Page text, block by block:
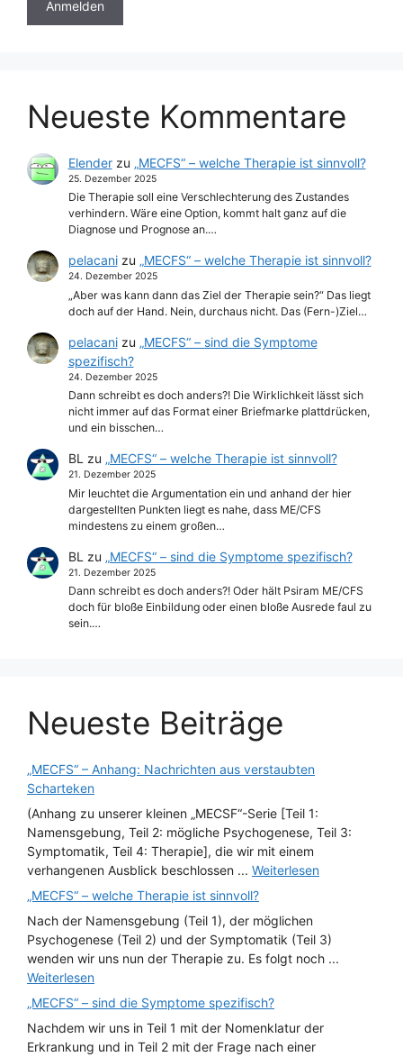
Neueste Kommentare
Elenderzu „MECFS“ – welche Therapie ist sinnvoll?
25. Dezember 2025
Die Therapie soll eine Verschlechterung des Zustandes
verhindern. Wäre eine Option, kommt halt ganz auf die
Diagnose und Prognose an.…
pelacanizu „MECFS“ – welche Therapie ist sinnvoll?
24. Dezember 2025
„Aber was kann dann das Ziel der Therapie sein?“ Das liegt
doch auf der Hand. Nein, durchaus nicht. Das (Fern-)Ziel…
pelacanizu „MECFS“ – sind die Symptome
spezifisch?
24. Dezember 2025
Dann schreibt es doch anders?! Die Wirklichkeit lässt sich
nicht immer auf das Format einer Briefmarke plattdrücken,
und ein bisschen…
BL zu „MECFS“ – welche Therapie ist sinnvoll?
21. Dezember 2025
Mir leuchtet die Argumentation ein und anhand der hier
dargestellten Punkten liegt es nahe, dass ME/CFS
mindestens zu einem großen…
BL zu „MECFS“ – sind die Symptome spezifisch?
21. Dezember 2025
Dann schreibt es doch anders?! Oder hält Psiram ME/CFS
doch für bloße Einbildung oder einen bloße Ausrede faul zu
sein.…
Neueste Beiträge
„MECFS“ – Anhang: Nachrichten aus verstaubten
Scharteken
(Anhang zu unserer kleinen „MECSF“-Serie [Teil 1:
Namensgebung, Teil 2: mögliche Psychogenese, Teil 3:
Symptomatik, Teil 4: Therapie], die wir mit einem
verhangenen Ausblick beschlossen ... Weiterlesen
„MECFS“ – welche Therapie ist sinnvoll?
Nach der Namensgebung (Teil 1), der möglichen
Psychogenese (Teil 2) und der Symptomatik (Teil 3)
wenden wir uns nun der Therapie zu. Es folgt noch ...
Weiterlesen
„MECFS“ – sind die Symptome spezifisch?
Nachdem wir uns in Teil 1 mit der Nomenklatur der
Erkrankung und in Teil 2 mit der Frage nach einer